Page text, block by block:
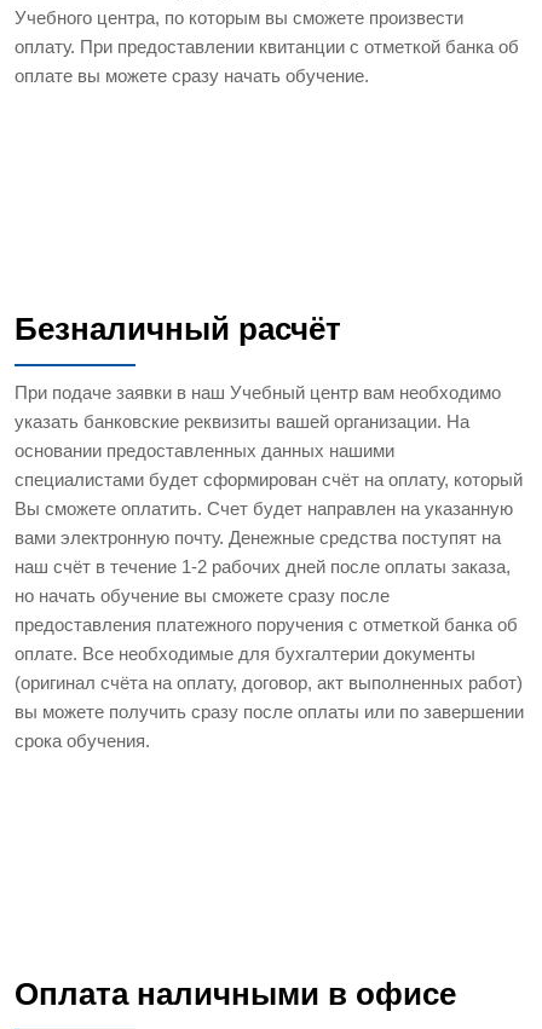
Учебного центра, по которым вы сможете произвести
оплату. При предоставлении квитанции с отметкой банка об
оплате вы можете сразу начать обучение.
Безналичный расчёт
При подаче заявки в наш Учебный центр вам необходимо
указать банковские реквизиты вашей организации. На
основании предоставленных данных нашими
специалистами будет сформирован счёт на оплату, который
Вы сможете оплатить. Счет будет направлен на указанную
вами электронную почту. Денежные средства поступят на
наш счёт в течение 1-2 рабочих дней после оплаты заказа,
но начать обучение вы сможете сразу после
предоставления платежного поручения с отметкой банка об
оплате. Все необходимые для бухгалтерии документы
(оригинал счёта на оплату, договор, акт выполненных работ)
вы можете получить сразу после оплаты или по завершении
срока обучения.
Оплата наличными в офисе